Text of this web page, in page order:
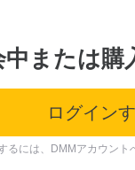
または購
ログイン
るには、DMMアカウント